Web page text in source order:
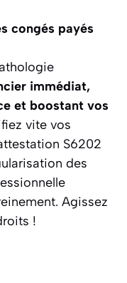
congés payés
immédiat,
et boostant vos
vite vos
S6202
des
Agissez
!